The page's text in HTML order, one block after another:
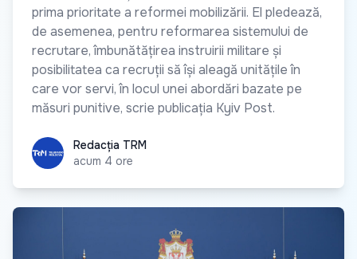
prima prioritate a reformei mobilizării. El pledează,
de asemenea, pentru reformarea sistemului de
recrutare, îmbunătățirea instruirii militare și
posibilitatea ca recruții să își aleagă unitățile în
care vor servi, în locul unei abordări bazate pe
măsuri punitive, scrie publicația Kyiv Post.
Redacția TRM
Redacția TRM
acum 4 ore